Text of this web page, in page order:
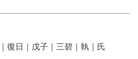
｜復日｜戊子｜三碧｜執｜氏